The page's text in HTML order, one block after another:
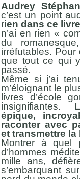
Audrey
c’est un point
rien dans ce
n’ai en rien «
du
irréfutables.
que tout ce qui
passé.
Même si j’ai
m’éloignant le
livres d’école
insignifiantes.
épique,
raconter avec
et transmettre la
Montrer à quel
d’hommes
mille ans,
s’embarquant